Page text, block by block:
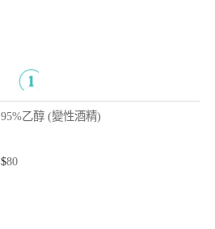
95%乙醇 (變性酒精)
$80